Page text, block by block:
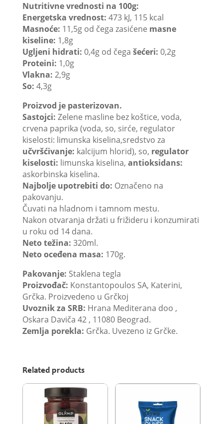
quantity
Nutritivne vrednosti na 100g:
Energetska vrednost: 473 kJ, 115 kcal
Masnoće: 11,5g od čega zasićene masne
kiseline: 1,8g
Ugljeni hidrati: 0,4g od čega šećeri: 0,2g
Proteini: 1,0g
Vlakna: 2,9g
So: 4,3g
Proizvod je pasterizovan.
Sastojci: Zelene masline bez koštice, voda,
crvena paprika (voda, so, sirće, regulator
kiselosti: limunska kiselina,sredstvo za
učvršćivanje: kalcijum hlorid), so, regulator
kiselosti: limunska kiselina, antioksidans:
askorbinska kiselina.
Najbolje upotrebiti do: Označeno na
pakovanju.
Čuvati na hladnom i tamnom mestu.
Nakon otvaranja držati u frižideru i konzumirati
u roku od 14 dana.
Neto težina: 320ml.
Neto oceđena masa: 170g.
Pakovanje: Staklena tegla
Proizvođač: Konstantopoulos SA, Katerini,
Grčka. Proizvedeno u Grčkoj
Uvoznik za SRB: Hrana Mediterana doo ,
Oskara Daviča 42 , 11080 Beograd.
Zemlja porekla: Grčka. Uvezeno iz Grčke.
Related products